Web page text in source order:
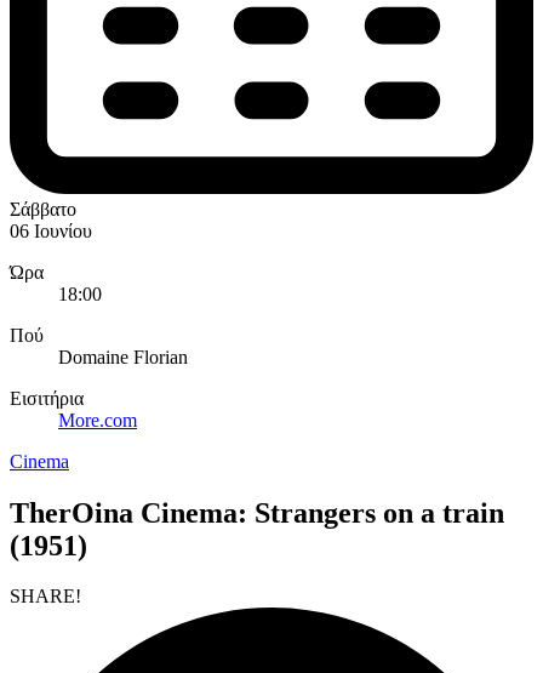
Σάββατο
06 Ιουνίου
Ώρα
18:00
Πού
Domaine Florian
Εισιτήρια
More.com
Cinema
TherOina Cinema: Strangers on a train
(1951)
SHARE!